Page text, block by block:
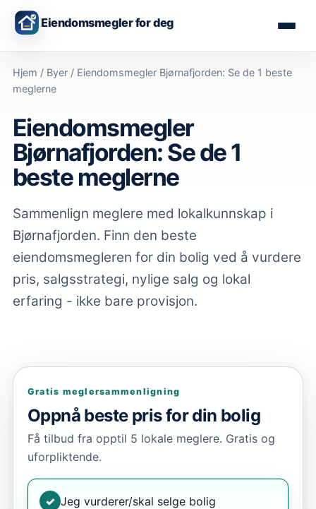
Eiendomsmegler for deg
Hjem / Byer / Eiendomsmegler Bjørnafjorden: Se de 1 beste
meglerne
Eiendomsmegler
Bjørnafjorden: Se de 1
beste meglerne
Sammenlign meglere med lokalkunnskap i
Bjørnafjorden. Finn den beste
eiendomsmegleren for din bolig ved å vurdere
pris, salgsstrategi, nylige salg og lokal
erfaring - ikke bare provisjon.
Gratis meglersammenligning
Oppnå beste pris for din bolig
Få tilbud fra opptil 5 lokale meglere. Gratis og
uforpliktende.
✓ Jeg vurderer/skal selge bolig